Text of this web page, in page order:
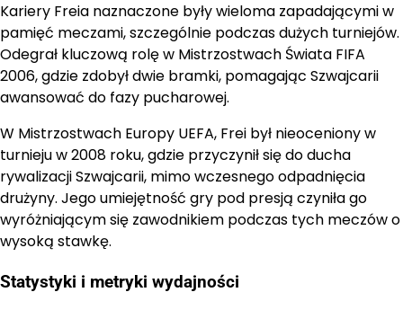
Kariery Freia naznaczone były wieloma zapadającymi w
pamięć meczami, szczególnie podczas dużych turniejów.
Odegrał kluczową rolę w Mistrzostwach Świata FIFA
2006, gdzie zdobył dwie bramki, pomagając Szwajcarii
awansować do fazy pucharowej.
W Mistrzostwach Europy UEFA, Frei był nieoceniony w
turnieju w 2008 roku, gdzie przyczynił się do ducha
rywalizacji Szwajcarii, mimo wczesnego odpadnięcia
drużyny. Jego umiejętność gry pod presją czyniła go
wyróżniającym się zawodnikiem podczas tych meczów o
wysoką stawkę.
Statystyki i metryki wydajności